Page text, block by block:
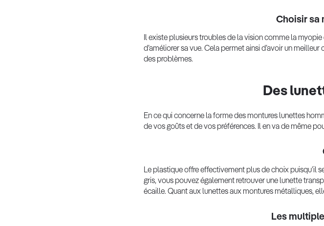
Choisir sa
Il existe plusieurs troubles de la vision comme la
d’améliorer sa vue. Cela permet ainsi d’avoir un
des problèmes.
Des
En ce qui concerne la forme des montures lunettes
de vos goûts et de vos préférences. Il en va de même
Le plastique offre effectivement plus de choix puisqu’il
gris, vous pouvez également retrouver une lunette
écaille. Quant aux lunettes aux montures métalliques,
Les